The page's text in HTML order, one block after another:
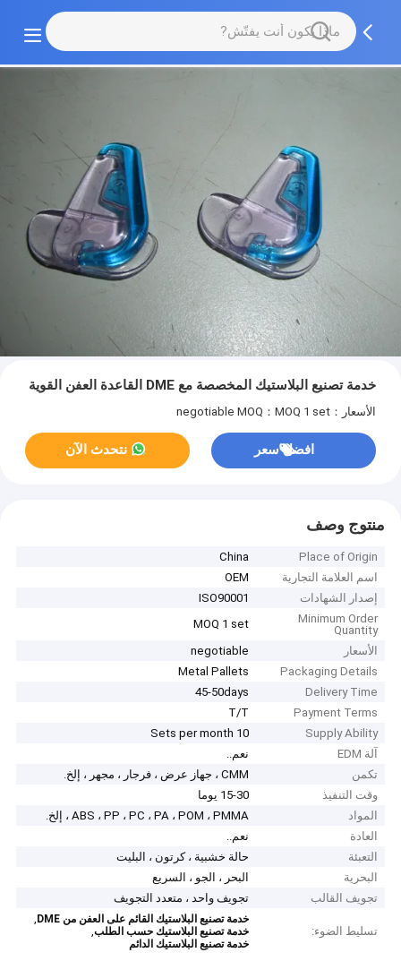
خدمة تصنيع البلاستيك المخصصة مع DME القاعدة العفن القوية
الأسعار：negotiable MOQ：MOQ 1 set
افضل سعر نتحدث الآن
منتوج وصف
Place of Origin
China
اسم العلامة التجارية
OEM
إصدار الشهادات
ISO90001
Minimum Order
Quantity
MOQ 1 set
الأسعار
negotiable
Packaging Details
Metal Pallets
Delivery Time
45-50days
Payment Terms
T/T
Supply Ability
10 Sets per month
آلة EDM
نعم..
تكمن
CMM ، جهاز عرض ، فرجار ، مجهر ، إلخ.
وقت التنفيذ
15-30 يوما
المواد
ABS ، PP ، PC ، PA ، POM ، PMMA ، إلخ.
العادة
نعم..
التعبئة
حالة خشبية ، كرتون ، البليت
البحرية
البحر ، الجو ، السريع
تجويف القالب
تجويف واحد ، متعدد التجويف
تسليط الضوء:
خدمة تصنيع البلاستيك القائم على العفن من DME ,
خدمة تصنيع البلاستيك حسب الطلب,
خدمة تصنيع البلاستيك الدائم